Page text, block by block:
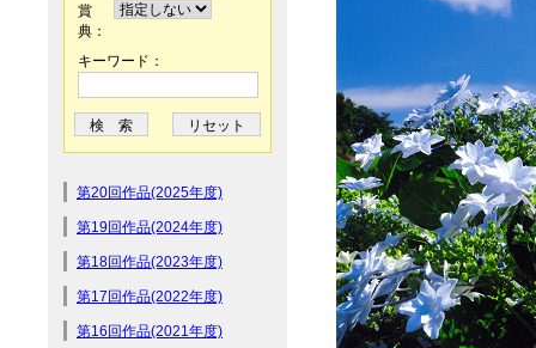
賞
典：
キーワード：
第20回作品(2025年度)
第19回作品(2024年度)
第18回作品(2023年度)
第17回作品(2022年度)
第16回作品(2021年度)